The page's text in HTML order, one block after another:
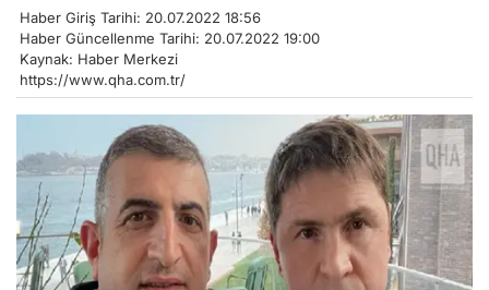
Haber Giriş Tarihi: 20.07.2022 18:56
Haber Güncellenme Tarihi: 20.07.2022 19:00
Kaynak: Haber Merkezi
https://www.qha.com.tr/